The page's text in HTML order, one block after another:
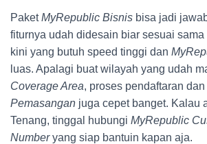
PaketMyRepublic Bisnis bisa jadi
fiturnya udah didesain biar sesuai
kini yang butuh speed tinggi dan
luas. Apalagi buat wilayah yang udah
Coverage Area, proses pendaftaran dan
Pemasangan juga cepet banget. Kalau
Tenang, tinggal hubungi MyRepublic
Numberyang siap bantuin kapan aja.